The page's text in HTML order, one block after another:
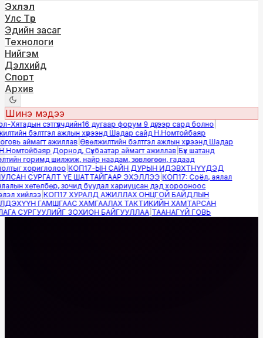
Эхлэл
Улс Төр
Эдийн засаг
Технологи
Нийгэм
Дэлхийд
Спорт
Архив
Шинэ мэдээ
сэтгүүлчдийн16 дугаар форум 9 дүгээр сард болно|
бэлтгэл ажлын хүрээнд Шадар сайд Н.Номтойбаяр
аймагт ажиллав|Өвөлжилтийн бэлтгэл ажлын хүрээнд Шадар
Дорнод, Сүхбаатар аймагт ажиллав|Бүх шатанд
горимд шилжиж, найр наадам, зөвлөгөөн, гадаад
хориглолоо|КОП17-ЫН САЙН ДУРЫН ИДЭВХТНҮҮДЭД
СУРГАЛТ ҮЕ ШАТТАЙГААР ЭХЭЛЛЭЭ|КОП17: Соёл, аялал
хөтөлбөр, зочид буудал хариуцсан дэд хорооноос
хийлээ|КОП17 ХУРАЛД АЖИЛЛАХ ОНЦГОЙ БАЙДЛЫН
ГАМШГААС ХАМГААЛАХ ТАКТИКИЙН ХАМТАРСАН
СУРГУУЛИЙГ ЗОХИОН БАЙГУУЛЛАА|ТААНАГҮЙ ГОВЬ